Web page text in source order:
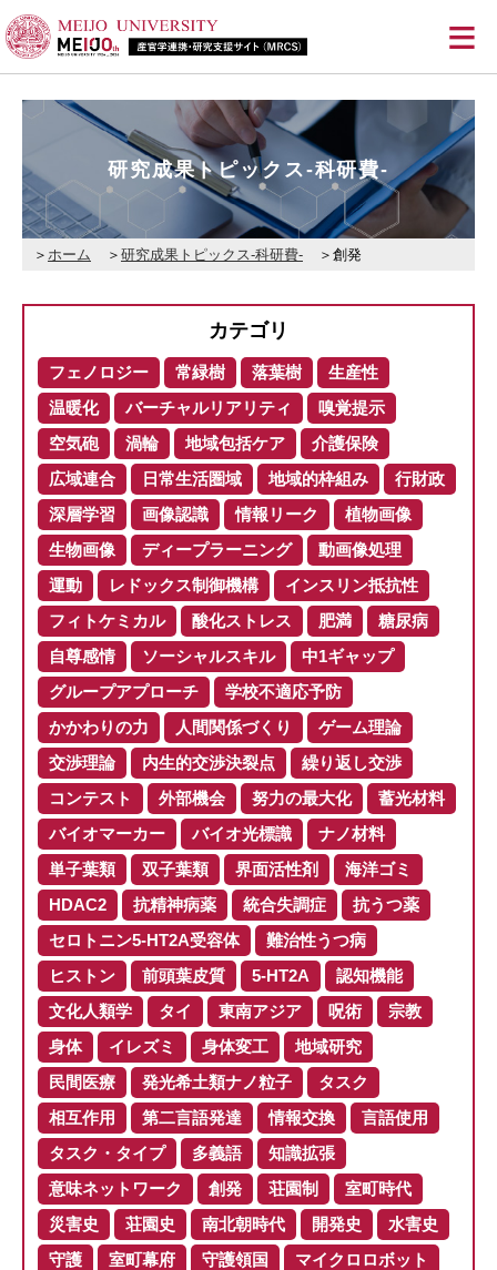
≡
研究成果トピックス-科研費-
ホーム 研究成果トピックス-科研費- 創発
カテゴリ
フェノロジー 常緑樹 落葉樹
生産性
温暖化
バーチャルリアリティ
嗅覚提示
空気砲
渦輪 地域包括ケア
介護保険
広域連合
日常生活圏域 地域的枠組み
行財政
深層学習
画像認識 情報リーク
植物画像
生物画像
ディープラーニング
動画像処理
運動
レドックス制御機構
インスリン抵抗性
フィトケミカル
酸化ストレス 肥満
糖尿病
自尊感情
ソーシャルスキル
中1ギャップ
グループアプローチ
学校不適応予防
かかわりの力
人間関係づくり
ゲーム理論
交渉理論
内生的交渉決裂点
繰り返し交渉
コンテスト
外部機会 努力の最大化
蓄光材料
バイオマーカー
バイオ光標識
ナノ材料
単子葉類
双子葉類 界面活性剤
海洋ゴミ
HDAC2
抗精神病薬 統合失調症
抗うつ薬
セロトニン5-HT2A受容体
難治性うつ病
ヒストン
前頭葉皮質 5-HT2A
認知機能
文化人類学
タイ 東南アジア 呪術
宗教
身体
イレズミ 身体変工
地域研究
民間医療
発光希土類ナノ粒子
タスク
相互作用
第二言語発達 情報交換
言語使用
タスク・タイプ
多義語
知識拡張
意味ネットワーク
創発 荘園制
室町時代
災害史
荘園史 南北朝時代 開発史
水害史
守護
室町幕府 守護領国
マイクロロボット